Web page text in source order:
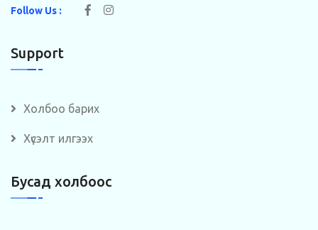
Follow Us :
Support
Холбоо барих
Хүсэлт илгээх
Бусад холбоос